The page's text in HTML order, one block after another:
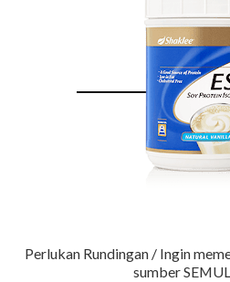
Perlukan Rundingan / Ingin
sumber